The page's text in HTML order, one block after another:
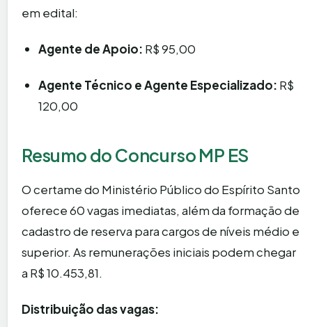
em edital:
Agente de Apoio: R$ 95,00
Agente Técnico e Agente Especializado: R$
120,00
Resumo do Concurso MP ES
O certame do Ministério Público do Espírito Santo
oferece 60 vagas imediatas, além da formação de
cadastro de reserva para cargos de níveis médio e
superior. As remunerações iniciais podem chegar
a R$ 10.453,81.
Distribuição das vagas: